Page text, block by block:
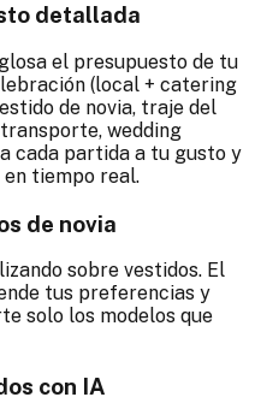
detallada
el presupuesto de tu
(local + catering
de novia, traje del
wedding
cada partida a tu gusto y
tiempo real.
de novia
sobre vestidos. El
tus preferencias y
solo los modelos que
con IA